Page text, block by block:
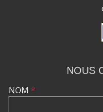
NOUS
NOM *